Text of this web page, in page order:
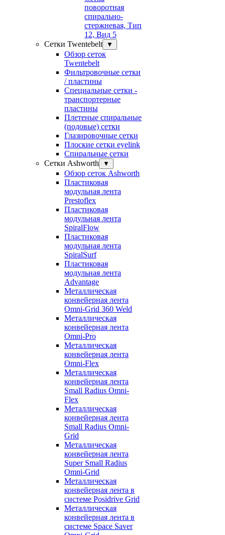
поворотная
спирально-
стержневая, Тип
12, Вид 5
Сетки Twentebelt
▼
Обзор сеток
Twentebelt
Фильтровочные сетки
/ пластины
Специальные сетки -
транспортерные
пластины
Плетеные спиральные
(подовые) сетки
Глазировочные сетки
Плоские сетки eyelink
Спиральные сетки
Сетки Ashworth
▼
Обзор сеток Ashworth
Пластиковая
модульная лента
Prestoflex
Пластиковая
модульная лента
SpiralFlow
Пластиковая
модульная лента
SpiralSurf
Пластиковая
модульная лента
Advantage
Металлическая
конвейерная лента
Omni-Grid 360 Weld
Металлическая
конвейерная лента
Omni-Pro
Металлическая
конвейерная лента
Omni-Flex
Металлическая
конвейерная лента
Small Radius Omni-
Flex
Металлическая
конвейерная лента
Small Radius Omni-
Grid
Металлическая
конвейерная лента
Super Small Radius
Omni-Grid
Металлическая
конвейерная лента в
системе Posidrive Grid
Металлическая
конвейерная лента в
системе Space Saver